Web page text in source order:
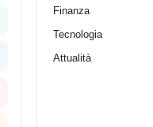
Finanza
Tecnologia
Attualità